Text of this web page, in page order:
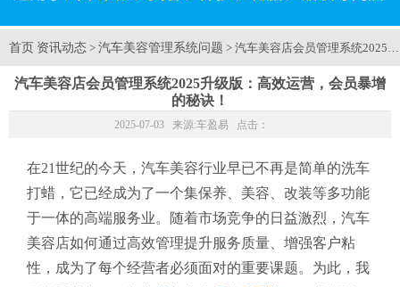
首页 资讯动态 > 汽车美容管理系统问题 > 汽车美容店会员管理系统2025
汽车美容店会员管理系统2025升级版：高效运营，会员暴增
的秘诀！
2025-07-03 来源:车盈易 点击：
在21世纪的今天，汽车美容行业早已不再是简单的洗车
打蜡，它已经成为了一个集保养、美容、改装等多功能
于一体的高端服务业。随着市场竞争的日益激烈，汽车
美容店如何通过高效管理提升服务质量、增强客户粘
性，成为了每个经营者必须面对的重要课题。为此，我